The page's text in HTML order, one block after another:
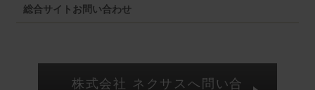
総合サイトお問い合わせ
株式会社 ネクサスへ問い合